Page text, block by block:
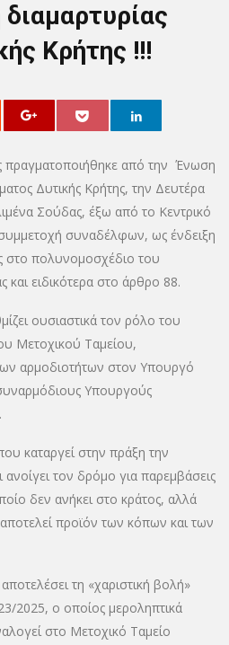
Κρήτης !!!
πραγματοποιήθηκε από την Ένωση
Δυτικής Κρήτης, την Δευτέρα
Σούδας, έξω από το Κεντρικό
συναδέλφων, ως ένδειξη
στο πολυνομοσχέδιο του
ειδικότερα στο άρθρο 88.
ουσιαστικά τον ρόλο του
Μετοχικού Ταμείου,
αρμοδιοτήτων στον Υπουργό
Υπουργούς
καταργεί στην πράξη την
ανοίγει τον δρόμο για παρεμβάσεις
δεν ανήκει στο κράτος, αλλά
προϊόν των κόπων και των
τη «χαριστική βολή»
2025, ο οποίος μεροληπτικά
στο Μετοχικό Ταμείο